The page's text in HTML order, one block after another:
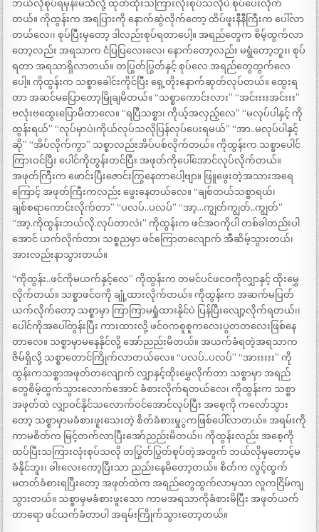
ဘယ်လိုစုပ်ရမှန်းမသိလို့ ထုတ်ထိုးသကြားလုံးစုပ်သလိုပဲ စုပ်ပေးလိုက်
တယ်။ ကိုထွန်းက အရပြားကို နောက်ဆွဲလိုက်တော့ ထိပ်ဖူးနီနီကြီးက ပေါ်လာ
တယ်လေ၊၊ စုပ်ပြီးမှတော့ ဒါလည်းစုပ်ရတာပေါ့။ အရည်တွေက စိမ့်ထွက်လာ
တော့လည်း အရသာက ငံပြပြလေးလေ၊ နောက်တော့လည်း မရွံတော့ဘူး၊ စုပ်
ရတာ အရသာရှိလာတယ်။ တပြွတ်ပြွတ်နှင့် စုပ်လေ အရည်တွေထွက်လေ
ပေါ့။ ကိုထွန်းက သစ္စာခေါင်းကိုင်ပြီး ရှေ့တိုးနောက်ဆုတ်လုပ်တယ်။ ထွေးရ
တာ အဆင်မပြောတော့မြိုချမိတယ်။ “သစ္စာကောင်းလား” “အင်းးးးအင်းးး”
ဗလုံးဗထွေးပြောမိတာလေ။ “ရပြီသစ္စာ၊ ကိုယ့်အလှည့်လေ” “မလုပ်ပါနှင့် ကို
ထွန်းရယ်” “လုပ်မှာပဲ၊ကိုယ်လုပ်သလိုပြန်လုပ်ပေးရမယ်” “အာ..မလုပ်ပါနှင့်
ဆို” “အိပ်လိုက်ကွာ” သစ္စာလည်းအိပ်ပစ်လိုက်တယ်။ ကိုထွန်းက သစ္စာပေါင်
ကြားဝင်ပြီး ပေါင်ကိုတွန်းတင်ပြီး အဖုတ်ကိုပေါ်အောင်လုပ်လိုက်တယ်။
အဖုတ်ကြီးက ဖောင်းပြီးဇောင်းကြွနေတာပေါ့ဗျာ။ ဖြူဖွေးတဲ့အသားအရေ
ကြောင့် အဖုတ်ကြီးကလည်း ဖွေးနေတယ်လေ။ “ချစ်တယ်သစ္စာရယ်၊
ချစ်စရာကောင်းလိုက်တာ” “ပလပ်..ပလပ်” “အာ့…ကျွတ်ကျွတ်..ကျွတ်”
“အာ့.ကိုထွန်းဘယ်လို.လုပ်တာလဲ၊” ကိုထွန်းက ဖင်အဝကိုပါ တစ်ခါတည်းပါ
အောင် ယက်လိုက်တာ၊ သစ္စညမှာ ဖင်ကြောတလျောက် အီဆိမ့်သွားတယ်၊
အားလည်းနာသွားတယ်။
“ကိုထွန်း..ဖင်ကိုမယက်နှင့်လေ” ကိုထွန်းက တမင်ပင်ဖငဝကိုလျှာနှင့် ထိုးမွှေ
လိုက်တယ်။ သစ္စာဖင်ဝကို ချုံ့ထားလိုက်တယ်။ ကိုထွန်းက အဆက်မပြတ်
ယက်လိုက်တော့ သစ္စာမှာ ကြာကြာမရှုံထားနိုင်ပဲ ပြန်ပြီးလျော့လိုက်ရတယ်၊၊
ပေါင်ကိုအပေါ်တွန်းပြီး ကားထားလို့ ဖင်ဝကစူစူကလေးပွတတလေးဖြစ်နေ
တာလေ။ သစ္စာမှာမနေနိုင်လို့ အော်ညည်းမိတယ်။ အယက်ခံရတဲ့အရသာက
ဇိမ်ရှိလို့ သစ္စာတောင်ကြိုက်လာတယ်လေ။ “ပလပ်..ပလပ်” “အားးးးး” ကို
ထွန်းကသစ္စာအဖုတ်တလျောက် လျှာနှင့်ထိုးမွှေလိုက်တာ သစ္စာမှာ အရည်
တွေစိမ့်ထွက်သွားလောက်အောင် ခံစားလိုက်ရတယ်လေ၊ ကိုထွန်းက သစ္စာ
အဖုတ်ထဲ လျှာဝင်နိုင်သလောက်ဝင်အောင်လုပ်ပြီး အစေ့ကို ကလော်သွား
တော့ သစ္စာမှာမခံစားဖူးသေးတဲ့ စိတ်ခံစားမှုွကဖြစ်ပေါ်လာတယ်။ အရမ်းကို
ကာမစိတ်က မြင့်တက်လာပြီးအော်ညည်းမိတယ်၊၊ ကိုထွန်းလည်း အစေ့ကို
ထပ်ပြီးသကြားလုံးစုပ်သလို တပြွတ်ပြွတ်စုပ်တဲ့အတွက် ဘယ်လိုမှတောင့်မ
ခံနိုင်ဘူး၊ ခါးလေးကော့ပြီးသာ ညည်းနေမိတော့တယ်။ စိတ်က လွင့်ထွက်
မတတ်ခံစားရပြီးတော့ အဖုတ်ထဲက အရည်တွေထွက်လာမှသာ လူကငြိမ်ကျ
သွားတယ်။ သစ္စာမှမခံစားဖူးသော ကာမအရသာကိုခံစားမိပြီး အဖုတ်ယက်
တာရော ဖင်ယက်ခံတာပါ အရမ်းကြိုက်သွားတော့တယ်။